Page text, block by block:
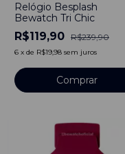
Relógio Besplash
Bewatch Tri Chic
R$119,90 R$239,90
6 x de R$19,98 sem juros